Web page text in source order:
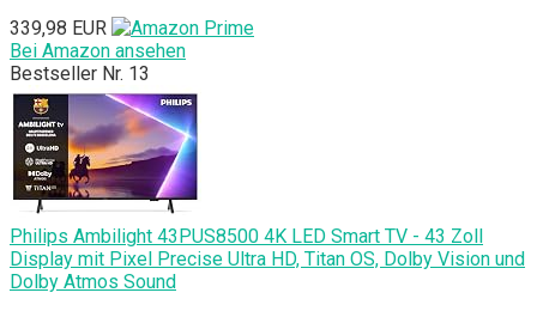
339,98 EUR
Bei Amazon ansehen
Bestseller Nr. 13
Philips Ambilight 43PUS8500 4K LED Smart TV - 43 Zoll
Display mit Pixel Precise Ultra HD, Titan OS, Dolby Vision und
Dolby Atmos Sound